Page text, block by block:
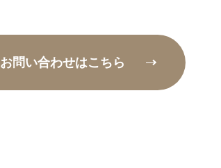
お問い合わせはこちら